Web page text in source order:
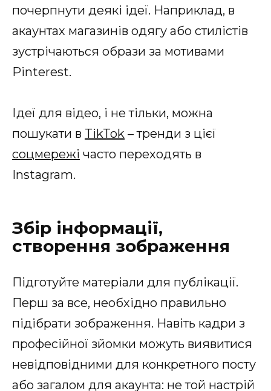
почерпнути деякі ідеї. Наприклад, в
акаунтах магазинів одягу або стилістів
зустрічаються образи за мотивами
Pinterest.
Ідеї для відео, і не тільки, можна
пошукати в TikTok – тренди з цієї
соцмережі часто переходять в
Instagram.
Збір інформації,
створення зображення
Підготуйте матеріали для публікації.
Перш за все, необхідно правильно
підібрати зображення. Навіть кадри з
професійної зйомки можуть виявитися
невідповідними для конкретного посту
або загалом для акаунта: не той настрій